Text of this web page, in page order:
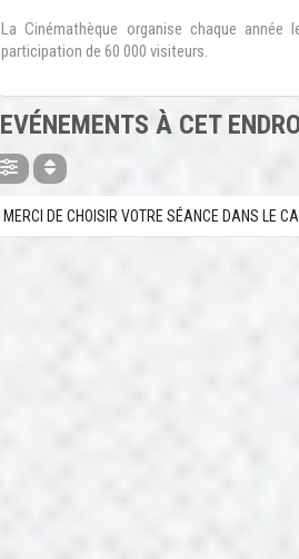
La Cinémathèque organise chaque
participation de 60 000 visiteurs.
EVÉNEMENTS À CET
MERCI DE CHOISIR VOTRE SÉANCE DANS LE